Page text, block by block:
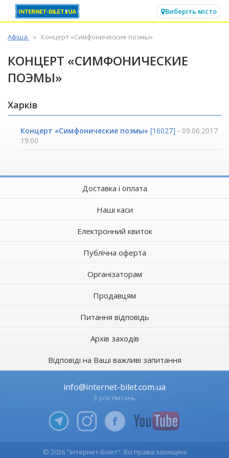
Виберіть місто
Афіша Концерт «Симфонические поэмы»
КОНЦЕРТ «СИМФОНИЧЕСКИЕ
ПОЭМЫ»
Харків
Концерт «Симфонические поэмы» [16027] - 09.06.2017
19:00
Доставка і оплата
Наші каси
Електронний квиток
Публічна оферта
Організаторам
Продавцям
Питання відповідь
Архів заходів
Відповіді на Ваші важливі запитання
info@internet-bilet.com.ua
З усіх питань
© 2026 "Інтернет-Білет". Всі права захищені